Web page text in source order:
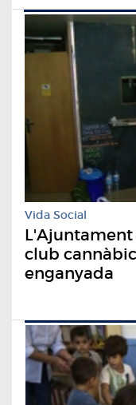
Vida Social
L'Ajuntament
club
enganyada